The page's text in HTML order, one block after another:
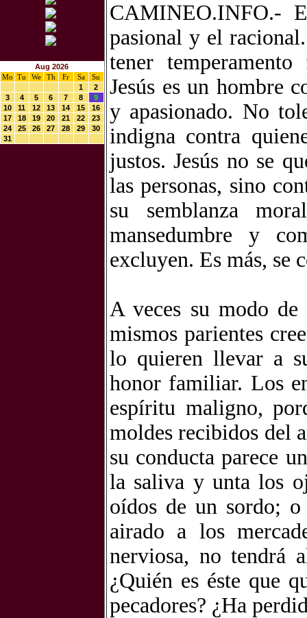
Aug 2026
Mo
Tu We Th Fr Sa
Su
1
2
3
4 5 6 7 8
9
10
11 12 13 14 15
16
17
18 19 20 21 22
23
24
25 26 27 28 29
30
31
CAMINEO.INFO.-
pasional y el
tener
Jesús es un hombre
y apasionado. No
indigna contra
justos. Jesús no se
las personas, sino
su semblanza
mansedumbre y
excluyen. Es más, se
A veces su modo de
mismos parientes
lo quieren llevar a
honor familiar. Los
espíritu maligno,
moldes recibidos del
su conducta parece
la saliva y unta los
oídos de un sordo;
airado a los
nerviosa, no tendrá
¿Quién es éste que
pecadores? ¿Ha